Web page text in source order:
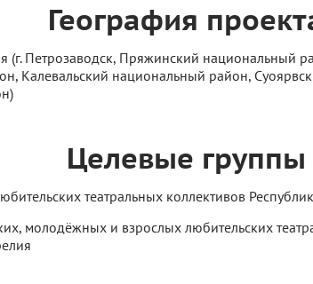
География
(г. Петрозаводск, Пряжинский национальный
Калевальский национальный район,
Целевые группы
театральных коллективов
молодёжных и взрослых любительских